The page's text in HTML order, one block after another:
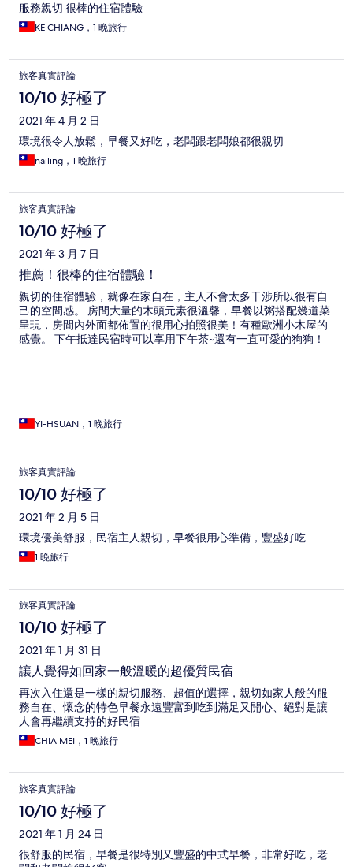
服務親切 很棒的住宿體驗
KE CHIANG，1 晚旅行
旅客真實評論
10/10 好極了
2021 年 4 月 2 日
環境很令人放鬆，早餐又好吃，老闆跟老闆娘都很親切
nailing，1 晚旅行
旅客真實評論
10/10 好極了
2021 年 3 月 7 日
推薦！很棒的住宿體驗！
親切的住宿體驗，就像在家自在，主人不會太多干涉所以很有自
己的空間感。 房間大量的木頭元素很溫馨，早餐以粥搭配幾道菜
呈現，房間內外面都佈置的很用心拍照很美！有種歐洲小木屋的
感覺。 下午抵達民宿時可以享用下午茶~還有一直可愛的狗狗！
YI-HSUAN，1 晚旅行
旅客真實評論
10/10 好極了
2021 年 2 月 5 日
環境優美舒服，民宿主人親切，早餐很用心準備，豐盛好吃
1 晚旅行
旅客真實評論
10/10 好極了
2021 年 1 月 31 日
讓人覺得如回家一般溫暖的超優質民宿
再次入住還是一樣的親切服務、超值的選擇，親切如家人般的服
務自在、懷念的特色早餐永遠豐富到吃到滿足又開心、絕對是讓
人會再繼續支持的好民宿
CHIA MEI，1 晚旅行
旅客真實評論
10/10 好極了
2021 年 1 月 24 日
很舒服的民宿，早餐是很特別又豐盛的中式早餐，非常好吃，老